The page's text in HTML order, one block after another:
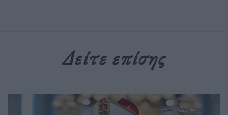
Δείτε επίσης